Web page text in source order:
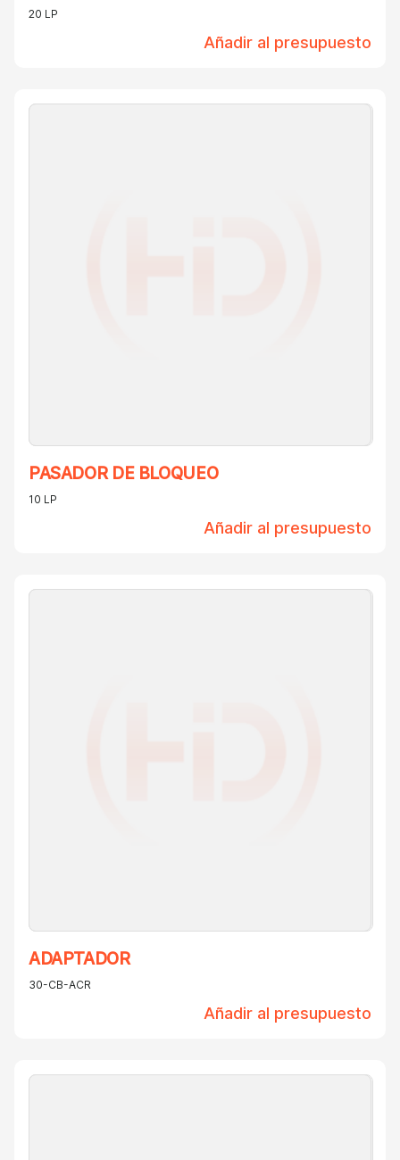
20 LP
Añadir al presupuesto
PASADOR DE BLOQUEO
10 LP
Añadir al presupuesto
ADAPTADOR
30-CB-ACR
Añadir al presupuesto